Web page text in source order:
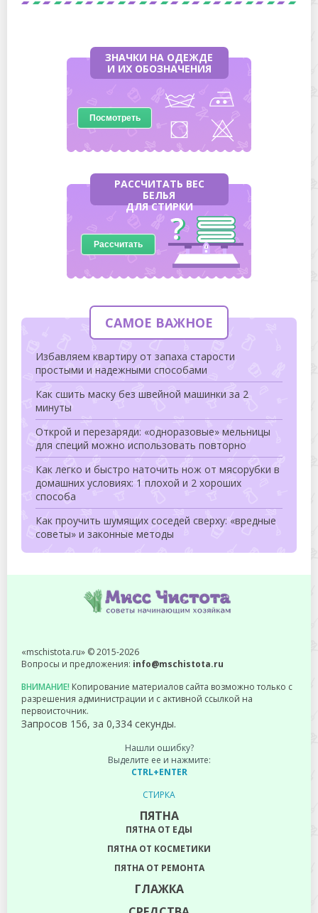
ЗНАЧКИ НА ОДЕЖДЕ
И ИХ ОБОЗНАЧЕНИЯ
Посмотреть
РАССЧИТАТЬ ВЕС
БЕЛЬЯ
ДЛЯ СТИРКИ
Рассчитать
САМОЕ ВАЖНОЕ
Избавляем квартиру от запаха старости
простыми и надежными способами
Как сшить маску без швейной машинки за 2
минуты
Открой и перезаряди: «одноразовые» мельницы
для специй можно использовать повторно
Как легко и быстро наточить нож от мясорубки в
домашних условиях: 1 плохой и 2 хороших
способа
Как проучить шумящих соседей сверху: «вредные
советы» и законные методы
«mschistota.ru» © 2015-2026
Вопросы и предложения: info@mschistota.ru
ВНИМАНИЕ! Копирование материалов сайта возможно только с
разрешения администрации и с активной ссылкой на
первоисточник.
Запросов 156, за 0,334 секунды.
Нашли ошибку?
Выделите ее и нажмите:
CTRL+ENTER
СТИРКА
ПЯТНА
ПЯТНА ОТ ЕДЫ
ПЯТНА ОТ КОСМЕТИКИ
ПЯТНА ОТ РЕМОНТА
ГЛАЖКА